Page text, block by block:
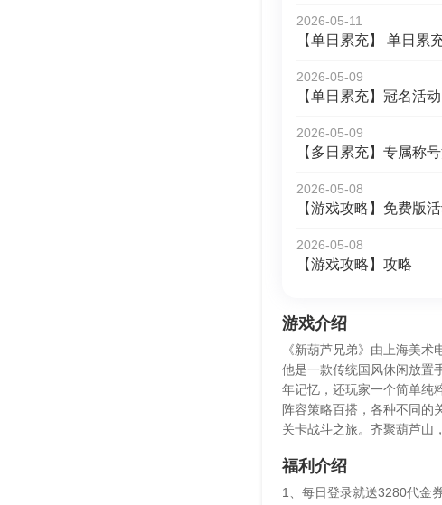
2026-05-11
【单日累充】 单日累
2026-05-09
【单日累充】冠名活动
2026-05-09
【多日累充】专属称
2026-05-08
【游戏攻略】免费版
2026-05-08
【游戏攻略】攻略
游戏介绍
《新葫芦兄弟》由上海美
他是一款传统国风休闲放置
年记忆，还玩家一个简单纯
阵容策略百搭，各种不同的
关卡战斗之旅。齐聚葫芦山
福利介绍
1、每日登录就送3280代金